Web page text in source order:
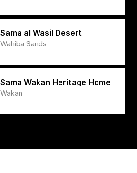
Sama al Wasil Desert
Wahiba Sands
Sama Wakan Heritage Home
Wakan